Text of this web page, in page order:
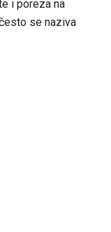
i poreza na
se naziva